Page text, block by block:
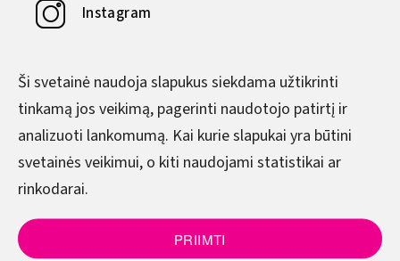
Ši svetainė naudoja slapukus siekdama užtikrinti
tinkamą jos veikimą, pagerinti naudotojo patirtį ir
analizuoti lankomumą. Kai kurie slapukai yra būtini
svetainės veikimui, o kiti naudojami statistikai ar
rinkodarai.
PRIIMTI
Instagram
DARBO LAIKAS
Pirmadienis–Ketvirtadienis
8.00–17.00